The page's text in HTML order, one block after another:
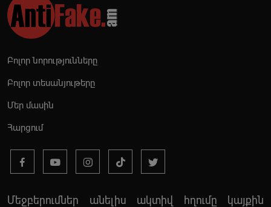
Բոլոր նորությունները
Բոլոր տեսանյութերը
Մեր մասին
Հարցում
Մեջբերումներ անելիս ակտիվ հղումը կայքին